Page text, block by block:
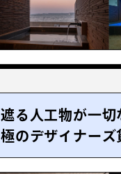
遮る人工物が一
極のデザイナーズ